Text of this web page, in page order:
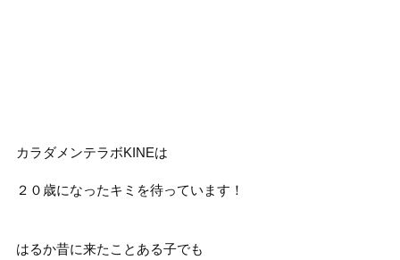
カラダメンテラボKINEは
２０歳になったキミを待っています！
はるか昔に来たことある子でも